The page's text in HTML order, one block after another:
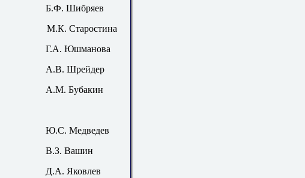
Б.Ф. Шибряев
М.К. Старостина
Г.А. Юшманова
А.В. Шрейдер
А.М. Бубакин
Ю.С. Медведев
В.З. Вашин
Д.А. Яковлев